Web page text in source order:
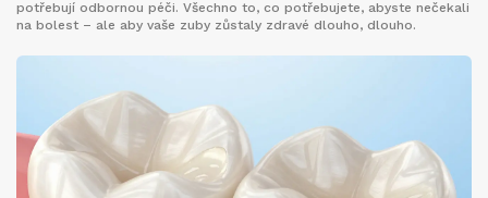
potřebují odbornou péči. Všechno to, co potřebujete, abyste nečekali
na bolest – ale aby vaše zuby zůstaly zdravé dlouho, dlouho.